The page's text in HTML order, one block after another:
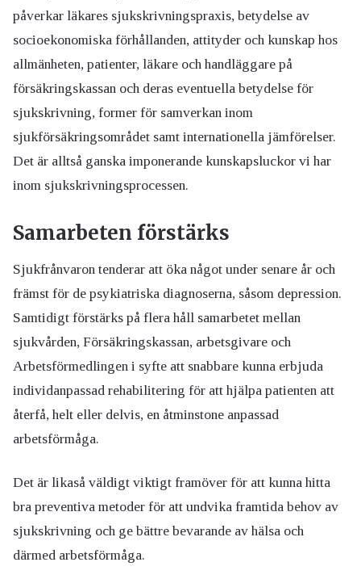
påverkar läkares sjukskrivningspraxis, betydelse av
socioekonomiska förhållanden, attityder och kunskap hos
allmänheten, patienter, läkare och handläggare på
försäkringskassan och deras eventuella betydelse för
sjukskrivning, former för samverkan inom
sjukförsäkringsområdet samt internationella jämförelser.
Det är alltså ganska imponerande kunskapsluckor vi har
inom sjukskrivningsprocessen.
Samarbeten förstärks
Sjukfrånvaron tenderar att öka något under senare år och
främst för de psykiatriska diagnoserna, såsom depression.
Samtidigt förstärks på flera håll samarbetet mellan
sjukvården, Försäkringskassan, arbetsgivare och
Arbetsförmedlingen i syfte att snabbare kunna erbjuda
individanpassad rehabilitering för att hjälpa patienten att
återfå, helt eller delvis, en åtminstone anpassad
arbetsförmåga.
Det är likaså väldigt viktigt framöver för att kunna hitta
bra preventiva metoder för att undvika framtida behov av
sjukskrivning och ge bättre bevarande av hälsa och
därmed arbetsförmåga.